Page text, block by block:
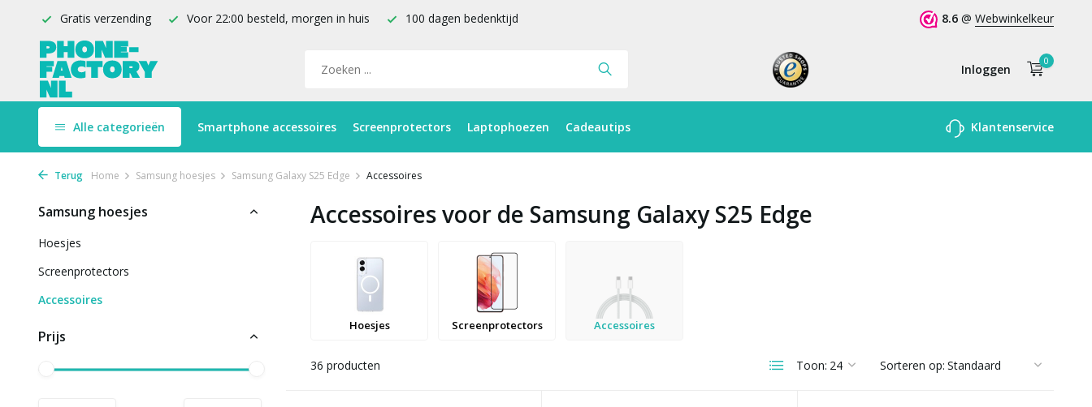
Gratis verzending Voor 22:00 besteld, morgen in huis 100 dagen bedenktijd 8.6 @ Webwinkelkeur
Inloggen
Account
0
Alle categorieën Smartphone accessoires Screenprotectors Laptophoezen Cadeautips Klantenservice
Terug Home Samsung hoesjes Samsung Galaxy S25 Edge Accessoires
Samsung hoesjes
Hoesjes
Screenprotectors
Accessoires
Prijs
Accessoires voor de Samsung Galaxy S25 Edge
Hoesjes Screenprotectors Accessoires
36 producten Toon: Sorteren op: